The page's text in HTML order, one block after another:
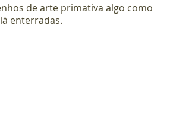
de arte primativa algo como
enterradas.